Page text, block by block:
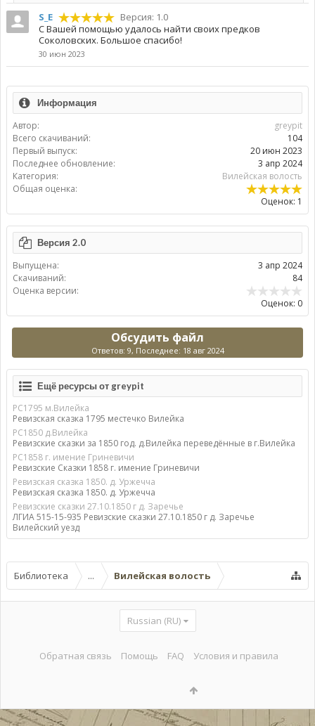
S_E
Версия: 1.0
С Вашей помощью удалось найти своих предков
Соколовских. Большое спасибо!
30 июн 2023
Информация
Автор:
greypit
Всего скачиваний:
104
Первый выпуск:
20 июн 2023
Последнее обновление:
3 апр 2024
Категория:
Вилейская волость
Общая оценка:
Оценок: 1
Версия 2.0
Выпущена:
3 апр 2024
Скачиваний:
84
Оценка версии:
Оценок: 0
Обсудить файл
Ответов: 9, Последнее: 18 авг 2024
Ещё ресурсы от greypit
РС1795 м.Вилейка
Ревизская сказка 1795 местечко Вилейка
РС1850 д.Вилейка
Ревизские сказки за 1850 год. д.Вилейка переведённые в г.Вилейка
РС1858 г. имение Гриневичи
Ревизские Сказки 1858 г. имение Гриневичи
Ревизская сказка 1850. д. Уржечча
Ревизская сказка 1850. д. Уржечча
Ревизские сказки 27.10.1850 г д. Заречье
ЛГИА 515-15-935 Ревизские сказки 27.10.1850 г д. Заречье
Вилейский уезд
Библиотека ... Вилейская волость
Russian (RU)
Обратная связь Помощь FAQ Условия и правила